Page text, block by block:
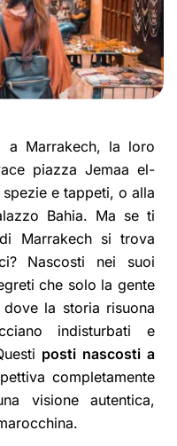
a Marrakech, la loro
piazza Jemaa el-
e tappeti, o alla
Bahia. Ma se ti
Marrakech si trova
Nascosti nei suoi
che solo la gente
la storia risuona
indisturbati e
posti nascosti a
completamente
visione autentica,